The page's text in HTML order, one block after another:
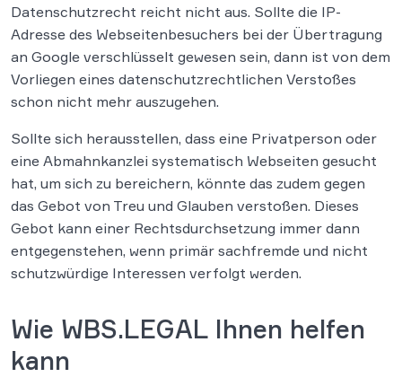
Datenschutzrecht reicht nicht aus. Sollte die IP-
Adresse des Webseitenbesuchers bei der Übertragung
an Google verschlüsselt gewesen sein, dann ist von dem
Vorliegen eines datenschutzrechtlichen Verstoßes
schon nicht mehr auszugehen.
Sollte sich herausstellen, dass eine Privatperson oder
eine Abmahnkanzlei systematisch Webseiten gesucht
hat, um sich zu bereichern, könnte das zudem gegen
das Gebot von Treu und Glauben verstoßen. Dieses
Gebot kann einer Rechtsdurchsetzung immer dann
entgegenstehen, wenn primär sachfremde und nicht
schutzwürdige Interessen verfolgt werden.
Wie WBS.LEGAL Ihnen helfen
kann